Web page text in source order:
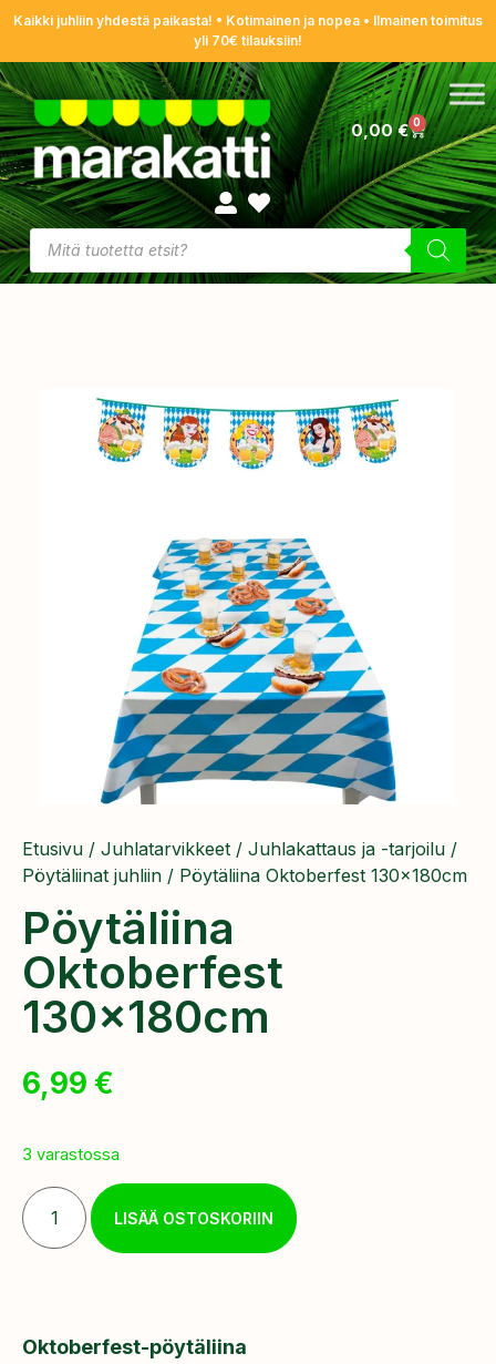
Kaikki juhliin yhdestä paikasta! • Kotimainen ja nopea • Ilmainen toimitus
yli 70€ tilauksiin!
0,00€ 0
Etusivu / Juhlatarvikkeet / Juhlakattaus ja -tarjoilu /
Pöytäliinat juhliin / Pöytäliina Oktoberfest 130x180cm
Pöytäliina
Oktoberfest
130x180cm
6,99 €
3 varastossa
LISÄÄ OSTOSKORIIN
Oktoberfest-pöytäliina